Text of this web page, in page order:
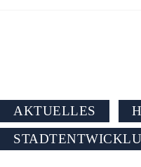
AKTUELLES